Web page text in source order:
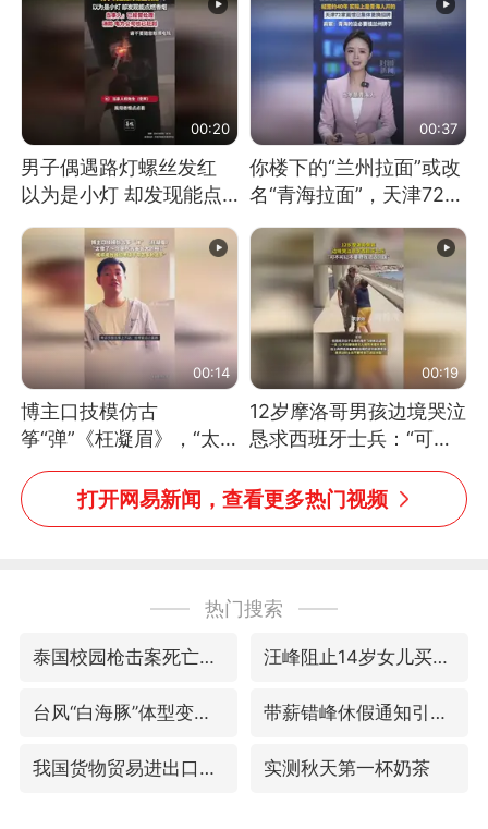
消息）
00:20
男子偶遇路灯螺丝发红
以为是小灯 却发现能点
燃香烟 当事人：已报警
处理
00:37
你楼下的“兰州拉面”或改
名“青海拉面”，天津72家
面馆已集体更换招牌
00:14
博主口技模仿古
筝“弹”《枉凝眉》，“太
像了～你是吃古筝长大的
吗？”“或将成为首位考级
不带古筝的选手。”（来
00:19
12岁摩洛哥男孩边境哭泣
恳求西班牙士兵：“可不
可以不要把我遣返回国”
打开网易新闻，查看更多热门视频
热门搜索
泰国校园枪击案死亡人数升至7人 汪峰阻止14岁女儿买大牌
台风“白海豚”体型变大！环流面积接近13个浙江那么大 带薪错峰休假通知引争议 河南回应
我国货物贸易进出口超30万亿元 实测秋天第一杯奶茶